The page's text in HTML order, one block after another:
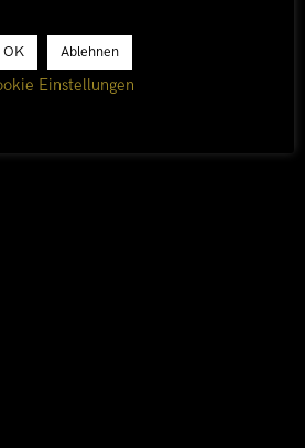
OK Ablehnen
Einstellungen